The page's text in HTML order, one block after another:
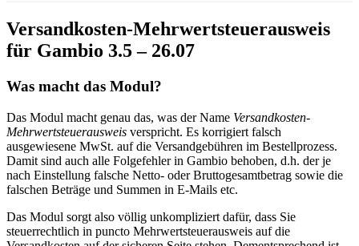
Versandkosten-Mehrwertsteuerausweis
für Gambio 3.5 – 26.07
Was macht das Modul?
Das Modul macht genau das, was der Name Versandkosten-
Mehrwertsteuerausweis verspricht. Es korrigiert falsch
ausgewiesene MwSt. auf die Versandgebühren im Bestellprozess.
Damit sind auch alle Folgefehler in Gambio behoben, d.h. der je
nach Einstellung falsche Netto- oder Bruttogesamtbetrag sowie die
falschen Beträge und Summen in E-Mails etc.
Das Modul sorgt also völlig unkompliziert dafür, dass Sie
steuerrechtlich in puncto Mehrwertsteuerausweis auf die